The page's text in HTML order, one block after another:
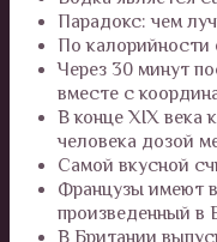
Парадокс: чем
По калорийности
Через 30 минут
вместе с
В конце XIX века
человека дозой
Самой вкусной
Французы имеют
произведенный в
В Британии